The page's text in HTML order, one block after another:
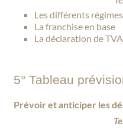
Les différents
La franchise en base
La déclaration de TVA
5° Tableau
Prévoir et anticiper les